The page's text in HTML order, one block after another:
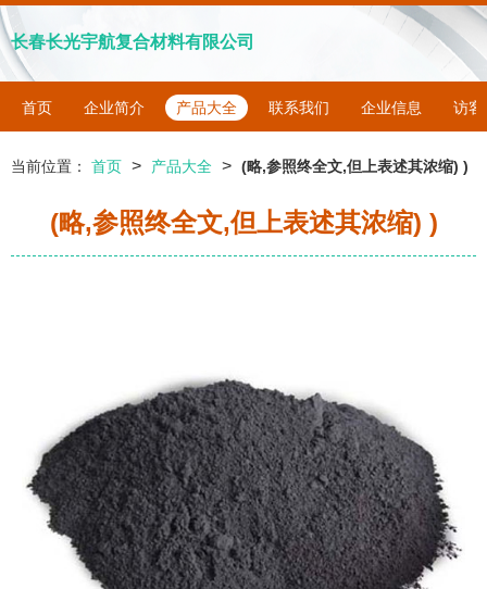
长春长光宇航复合材料有限公司
首页 企业简介 产品大全 联系我们 企业信息 访客
当前位置： 首页 > 产品大全 > (略,参照终全文,但上表述其浓缩) )
(略,参照终全文,但上表述其浓缩) )